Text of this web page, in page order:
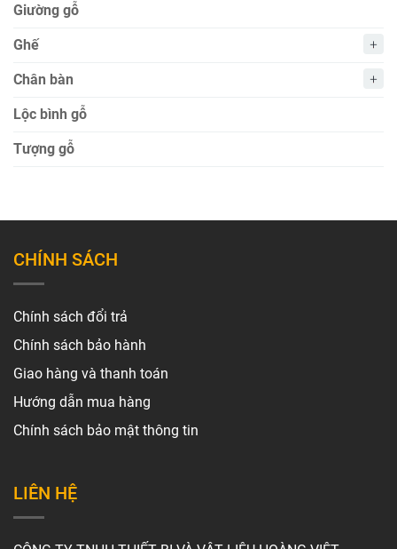
Giường gỗ
Ghế
Chân bàn
Lộc bình gỗ
Tượng gỗ
CHÍNH SÁCH
Chính sách đổi trả
Chính sách bảo hành
Giao hàng và thanh toán
Hướng dẫn mua hàng
Chính sách bảo mật thông tin
LIÊN HỆ